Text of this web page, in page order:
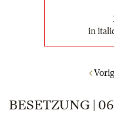
in
BESETZUNG |